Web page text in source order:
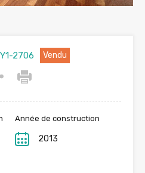
2706 Vendu
Année de construction
2013